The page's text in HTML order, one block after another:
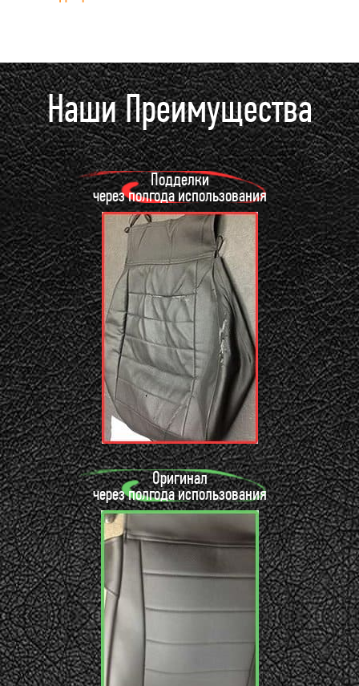
Наши Преимущества
Подделки
через полгода использования
Оригинал
через полгода использования